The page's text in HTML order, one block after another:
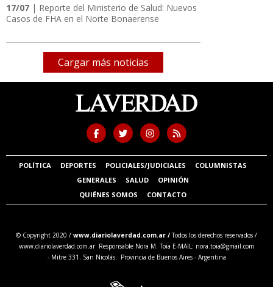
17/07 | Reporte del Ministerio de Salud: Nuevos
Casos de FHA en el Norte Bonaerense
Cargar más noticias
POLÍTICA DEPORTES POLICIALES/JUDICIALES
COLUMNISTAS
GENERALES
SALUD
OPINIÓN
QUIÉNES SOMOS
CONTACTO
© Copyright 2020 / www.diariolaverdad.com.ar /Todos los derechos reservados /
www.diariolaverdad.com.ar Responsable Nora M. Toia E-MAIL: nora.toia@gmail.com
- Mitre 331. San Nicolás. Provincia de Buenos Aires - Argentina